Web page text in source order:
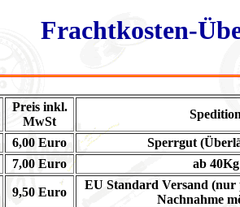
Frachtkosten-
Preis inkl.
MwSt
Spedition
6,00 Euro Sperrgut
7,00 Euro ab 40Kg
9,50 Euro
EU Standard Versand (nur
Nachnahme